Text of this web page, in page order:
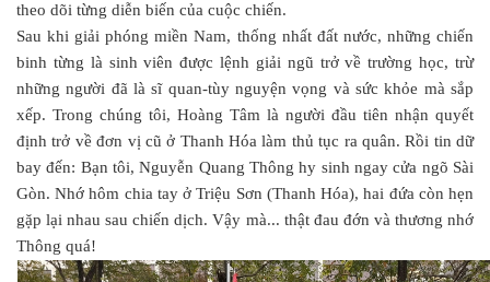
theo dõi từng diễn biến của cuộc chiến.
Sau khi giải phóng miền Nam, thống nhất đất nước, những chiến
binh từng là sinh viên được lệnh giải ngũ trở về trường học, trừ
những người đã là sĩ quan-tùy nguyện vọng và sức khỏe mà sắp
xếp. Trong chúng tôi, Hoàng Tâm là người đầu tiên nhận quyết
định trở về đơn vị cũ ở Thanh Hóa làm thủ tục ra quân. Rồi tin dữ
bay đến: Bạn tôi, Nguyễn Quang Thông hy sinh ngay cửa ngõ Sài
Gòn. Nhớ hôm chia tay ở Triệu Sơn (Thanh Hóa), hai đứa còn hẹn
gặp lại nhau sau chiến dịch. Vậy mà... thật đau đớn và thương nhớ
Thông quá!